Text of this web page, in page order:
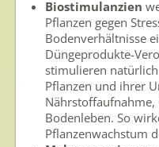
Biostimulanzien
Pflanzen gegen
Bodenverhältnisse
Düngeprodukte-
stimulieren
Pflanzen und ihrer
Bodenleben. So
Pflanzenwachstum